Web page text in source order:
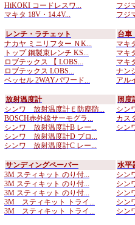
HiKOKI コードレスワ...
マキタ 18V・14.4V...
フジ
フジ
レンチ・ラチェット
ナカヤ ミニリフター ＮK...
トップ 鋼製束レンチ KS...
ロブテックス 【 LOBS...
ロブテックス LOBS...
ベッセル 2WAYパワード...
台車
マキ
マキ
マキ
ナン
アル
放射温度計
シンワ 放射温度計Ｅ防塵防...
BOSCH赤外線サーモグラ...
シンワ 放射温度計B レー...
シンワ 放射温度計D プロ...
シンワ 放射温度計C レー...
照度
シン
カス
シン
サンディングペーパー
3M スティキット のり付...
3M スティキット のり付...
3M スティキット のり付...
3M スティキット トライ...
3M スティキット トライ...
水平
シン
シン
シン
シン
シン